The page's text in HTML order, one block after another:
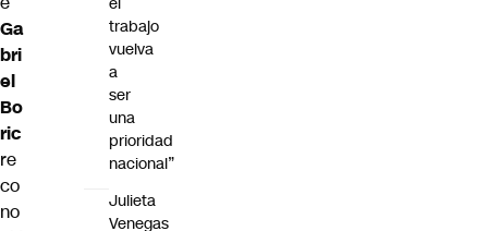
Ga
bri
el
Bo
ric
re
co
no
trabajo
vuelva
a
ser
una
prioridad
nacional”
Julieta
Venegas